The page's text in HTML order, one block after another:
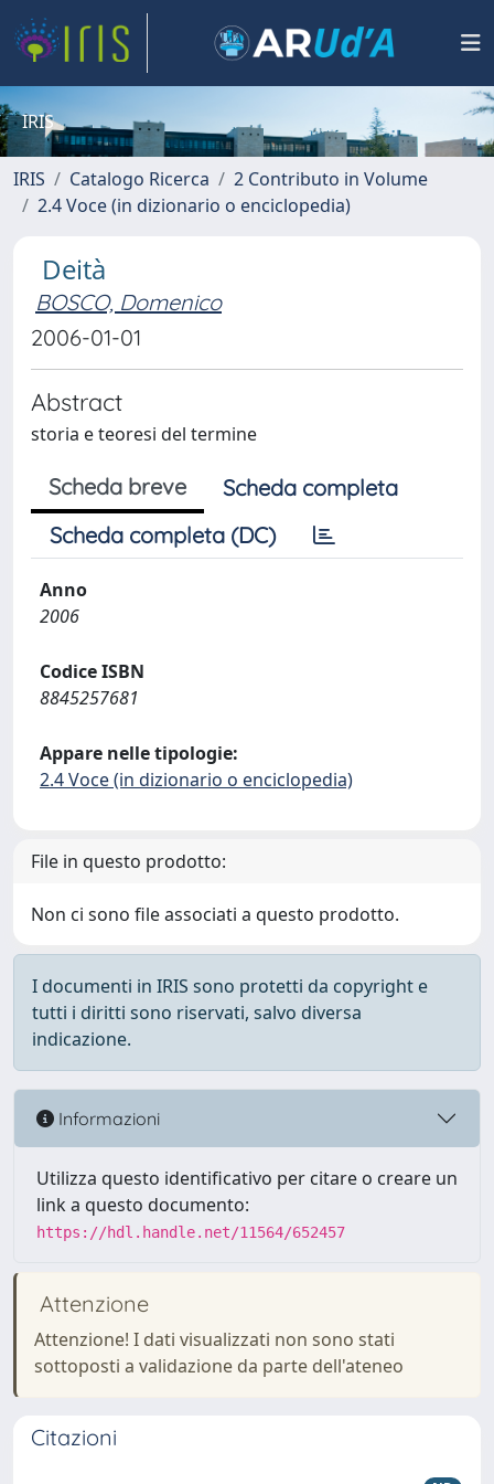
IRIS
IRIS Catalogo Ricerca
2 Contributo in Volume
2.4 Voce (in dizionario o enciclopedia)
Deità
BOSCO, Domenico
2006-01-01
Abstract
storia e teoresi del termine
Scheda breve
Scheda completa
Scheda completa (DC)
Anno
2006
Codice ISBN
8845257681
Appare nelle tipologie:
2.4 Voce (in dizionario o enciclopedia)
File in questo prodotto:
Non ci sono file associati a questo prodotto.
I documenti in IRIS sono protetti da copyright e
tutti i diritti sono riservati, salvo diversa
indicazione.
Informazioni
Utilizza questo identificativo per citare o creare un
link a questo documento:
https://hdl.handle.net/11564/652457
Attenzione
Attenzione! I dati visualizzati non sono stati
sottoposti a validazione da parte dell'ateneo
Citazioni